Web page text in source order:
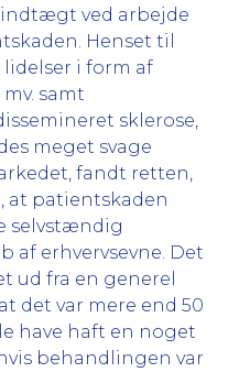
indtægt ved arbejde
Henset til
i form af
samt
sklerose,
meget svage
fandt retten,
at patientskaden
selvstændig
af erhvervsevne. Det
ud fra en generel
det var mere end 50
have haft en noget
behandlingen var